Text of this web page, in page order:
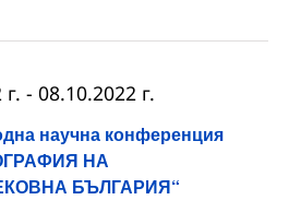
научна конференция
НА
БЪЛГАРИЯ“
- 08.10.2022 г.